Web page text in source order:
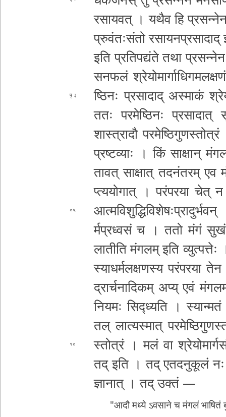
र­सा­य­व­त् । यथैव हि
प्रु­वं­तः­सं­तो
इति प्र­ति­प­द्यं­ते तथा
स­न­फ­लं श्रे­यो­मा­र्गा­धि
३
ष्ठि­नः प्र­सा­दा­द् अस्माकं
ततः प­र­मे­ष्ठि­नः प्र­सा­दा­त्
शास्त्रादौ प­र­मे­ष्ठि­गु­ण
प्रष्टव्याः । किं साक्षान्
तावत् साक्षात् त­द­नं­त­र­म्
प्त्य­यो­गा­त् । प­रं­प­र­या चेत्
०५
र्मप्रध्वसं च । ततो मंगं सुखं
लातीति मं­ग­ल­म् इति
स्या­ध­र्म­ल­क्ष­ण­स्य प­रं­प­र­या
द्रा­र्च­ना­दि­क­म् अप्य् एवं
नियमः सिद्ध्यति । स्यान्मतं
तल् ला­त्य­स्मा­त्
१०
स्तो­त्रं । मलं वा
तद् इति । तद् ए­त­द­नु­कू­लं
ज्ञा­ना­त् । तद् उक्तं —
"आदौ मध्ये ऽ­व­सा­ने च मंगलं